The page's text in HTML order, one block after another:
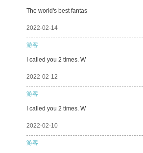
The world's best fantas
2022-02-14
游客
I called you 2 times. W
2022-02-12
游客
I called you 2 times. W
2022-02-10
游客